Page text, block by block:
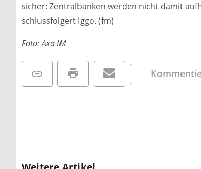
sicher: Zentralbanken werden nicht damit
schlussfolgert Iggo. (fm)
Foto: Axa IM